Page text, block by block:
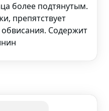
более подтянутым.
препятствует
Содержит